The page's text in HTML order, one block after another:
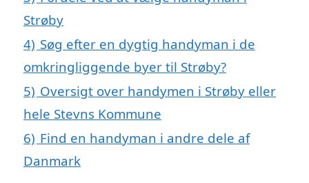
Strøby
4) Søg efter en dygtig handyman i de
omkringliggende byer til Strøby?
5) Oversigt over handymen i Strøby eller
hele Stevns Kommune
6) Find en handyman i andre dele af
Danmark